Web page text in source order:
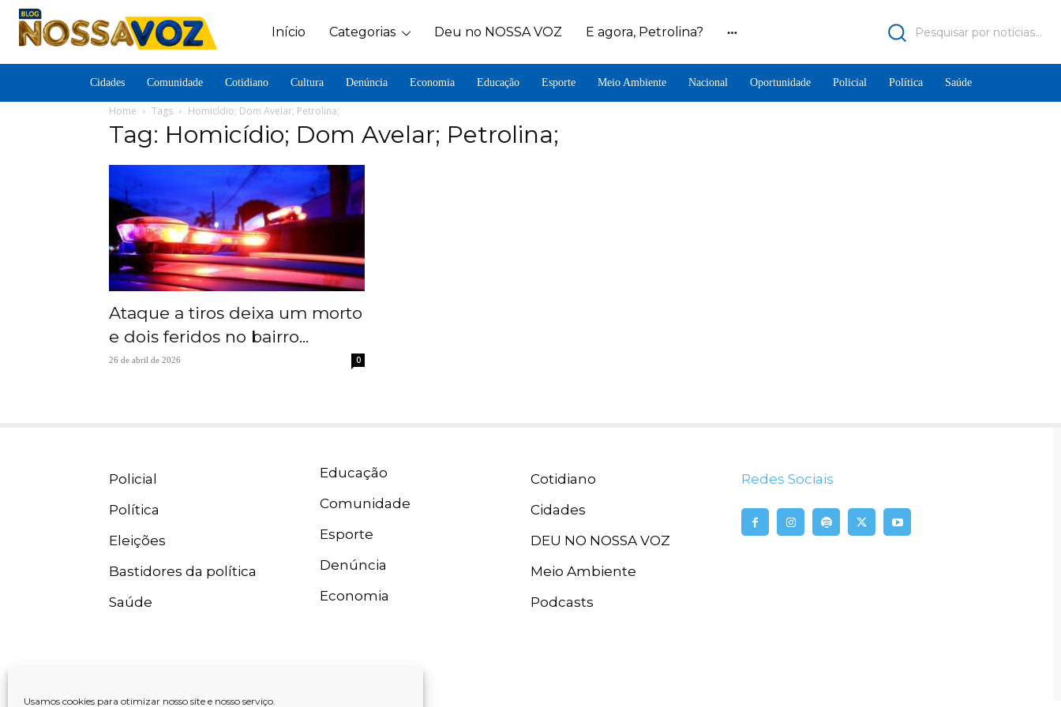
Usamos cookies para otimizar nosso site e nosso serviço.
Início Categorias Deu no NOSSA VOZ E agora, Petrolina? Pesquisar por notícias...
Cidades Comunidade Cotidiano Cultura Denúncia Economia Educação Esporte Meio Ambiente Nacional Oportunidade Policial Política Saúde
Home Tags Homicídio; Dom Avelar; Petrolina;
Tag: Homicídio; Dom Avelar; Petrolina;
Ataque a tiros deixa um morto
e dois feridos no bairro...
26 de abril de 2026 0
Policial
Política
Eleições
Bastidores da política
Saúde
Educação
Comunidade
Esporte
Denúncia
Economia
Cotidiano
Cidades
DEU NO NOSSA VOZ
Meio Ambiente
Podcasts
Redes Sociais